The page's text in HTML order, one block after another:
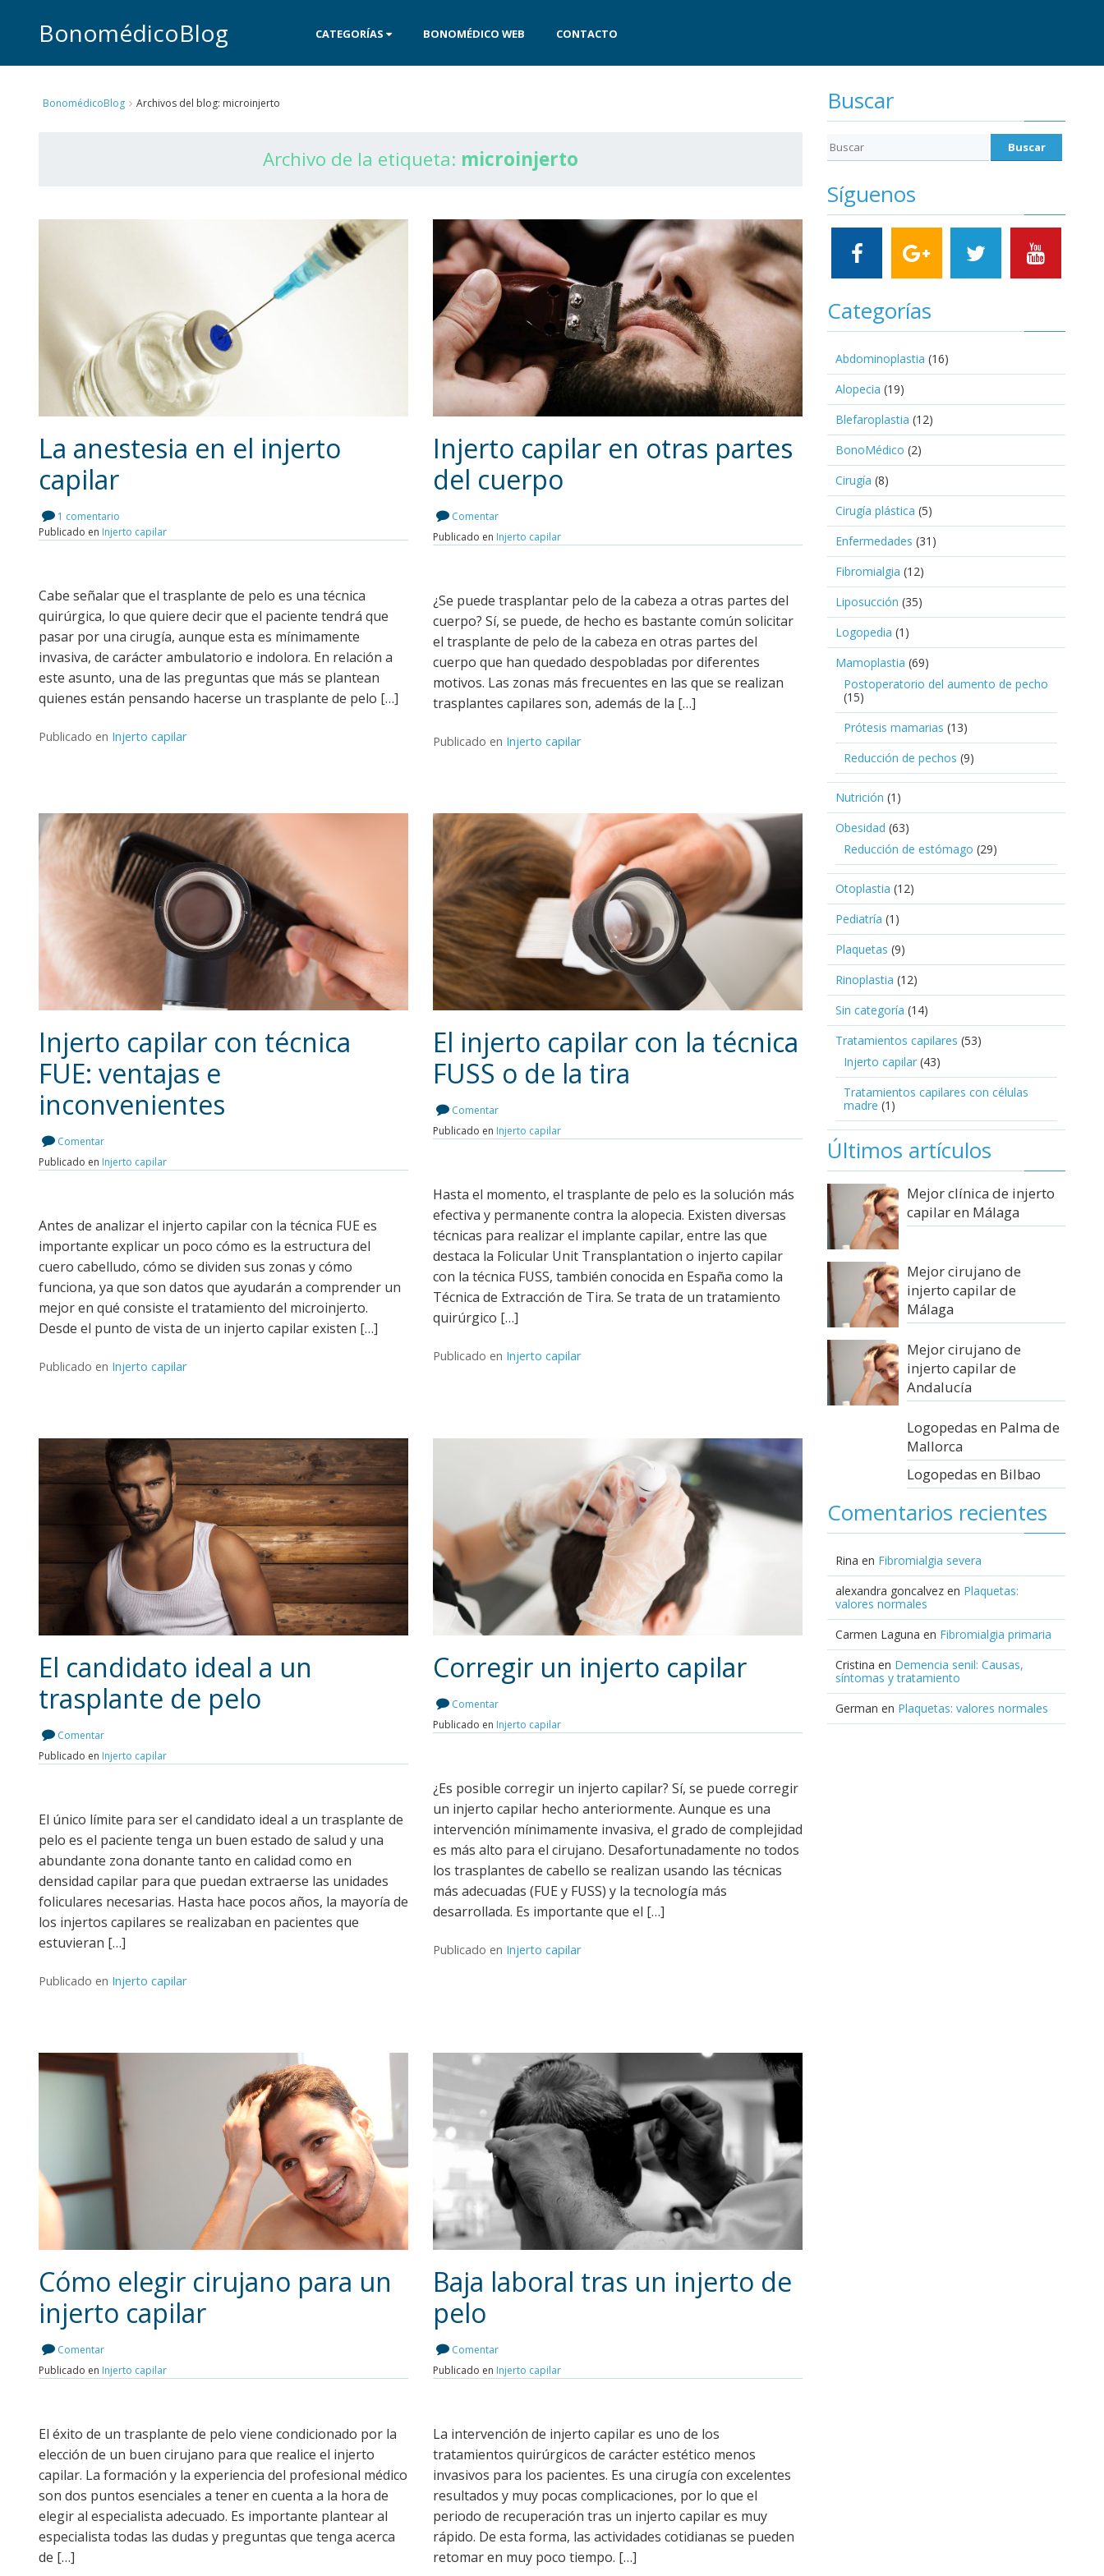
BonomédicoBlog CATEGORÍAS BONOMÉDICO WEB CONTACTO
BonomédicoBlog Archivos del blog: microinjerto
Archivo de la etiqueta: microinjerto
La anestesia en el injerto
capilar
1 comentario
Publicado en Injerto capilar
Cabe señalar que el trasplante de pelo es una técnica
quirúrgica, lo que quiere decir que el paciente tendrá que
pasar por una cirugía, aunque esta es mínimamente
invasiva, de carácter ambulatorio e indolora. En relación a
este asunto, una de las preguntas que más se plantean
quienes están pensando hacerse un trasplante de pelo […]
Publicado en Injerto capilar
Injerto capilar en otras partes
del cuerpo
Comentar
Publicado en Injerto capilar
¿Se puede trasplantar pelo de la cabeza a otras partes del
cuerpo? Sí, se puede, de hecho es bastante común solicitar
el trasplante de pelo de la cabeza en otras partes del
cuerpo que han quedado despobladas por diferentes
motivos. Las zonas más frecuentes en las que se realizan
trasplantes capilares son, además de la […]
Publicado en Injerto capilar
Leer más
Injerto capilar con técnica
FUE: ventajas e
inconvenientes
Comentar
Publicado en Injerto capilar
Antes de analizar el injerto capilar con la técnica FUE es
importante explicar un poco cómo es la estructura del
cuero cabelludo, cómo se dividen sus zonas y cómo
funciona, ya que son datos que ayudarán a comprender un
mejor en qué consiste el tratamiento del microinjerto.
Desde el punto de vista de un injerto capilar existen […]
Publicado en Injerto capilar
El injerto capilar con la técnica
FUSS o de la tira
Comentar
Publicado en Injerto capilar
Hasta el momento, el trasplante de pelo es la solución más
efectiva y permanente contra la alopecia. Existen diversas
técnicas para realizar el implante capilar, entre las que
destaca la Folicular Unit Transplantation o injerto capilar
con la técnica FUSS, también conocida en España como la
Técnica de Extracción de Tira. Se trata de un tratamiento
quirúrgico […]
Publicado en Injerto capilar
El candidato ideal a un
trasplante de pelo
Comentar
Publicado en Injerto capilar
El único límite para ser el candidato ideal a un trasplante de
pelo es el paciente tenga un buen estado de salud y una
abundante zona donante tanto en calidad como en
densidad capilar para que puedan extraerse las unidades
foliculares necesarias. Hasta hace pocos años, la mayoría de
los injertos capilares se realizaban en pacientes que
estuvieran […]
Publicado en Injerto capilar
Leer más
Corregir un injerto capilar
Comentar
Publicado en Injerto capilar
¿Es posible corregir un injerto capilar? Sí, se puede corregir
un injerto capilar hecho anteriormente. Aunque es una
intervención mínimamente invasiva, el grado de complejidad
es más alto para el cirujano. Desafortunadamente no todos
los trasplantes de cabello se realizan usando las técnicas
más adecuadas (FUE y FUSS) y la tecnología más
desarrollada. Es importante que el […]
Publicado en Injerto capilar
Cómo elegir cirujano para un
injerto capilar
Comentar
Publicado en Injerto capilar
El éxito de un trasplante de pelo viene condicionado por la
elección de un buen cirujano para que realice el injerto
capilar. La formación y la experiencia del profesional médico
son dos puntos esenciales a tener en cuenta a la hora de
elegir al especialista adecuado. Es importante plantear al
especialista todas las dudas y preguntas que tenga acerca
de […]
Baja laboral tras un injerto de
pelo
Comentar
Publicado en Injerto capilar
La intervención de injerto capilar es uno de los
tratamientos quirúrgicos de carácter estético menos
invasivos para los pacientes. Es una cirugía con excelentes
resultados y muy pocas complicaciones, por lo que el
periodo de recuperación tras un injerto capilar es muy
rápido. De esta forma, las actividades cotidianas se pueden
retomar en muy poco tiempo. […]
Buscar
Síguenos
Categorías
Abdominoplastia (16)
Alopecia (19)
Blefaroplastia (12)
BonoMédico (2)
Cirugía (8)
Cirugía plástica (5)
Enfermedades (31)
Fibromialgia (12)
Liposucción (35)
Logopedia (1)
Mamoplastia (69)
Postoperatorio del aumento de pecho
(15)
Prótesis mamarias (13)
Reducción de pechos (9)
Nutrición (1)
Obesidad (63)
Reducción de estómago (29)
Otoplastia (12)
Pediatría (1)
Plaquetas (9)
Rinoplastia (12)
Sin categoría (14)
Tratamientos capilares (53)
Injerto capilar (43)
Tratamientos capilares con células
madre (1)
Últimos artículos
Mejor clínica de injerto
capilar en Málaga
Mejor cirujano de
injerto capilar de
Málaga
Mejor cirujano de
injerto capilar de
Andalucía
Logopedas en Palma de
Mallorca
Logopedas en Bilbao
Comentarios recientes
Rina en Fibromialgia severa
alexandra goncalvez en Plaquetas:
valores normales
Carmen Laguna en Fibromialgia primaria
Cristina en Demencia senil: Causas,
síntomas y tratamiento
German en Plaquetas: valores normales